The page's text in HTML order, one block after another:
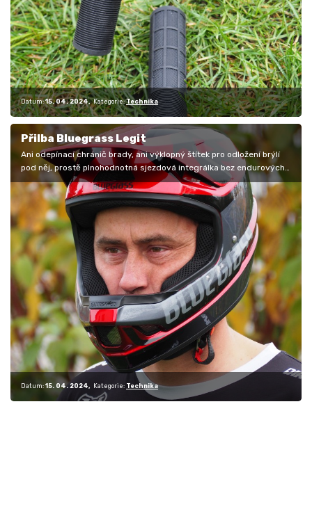
Datum: 15. 04. 2024 Kategorie: Technika
Přilba Bluegrass Legit
Ani odepínací chránič brady, ani výklopný štítek pro odložení brýlí
pod něj, prostě plnohodnotná sjezdová integrálka bez endurových…
Datum: 15. 04. 2024 Kategorie: Technika